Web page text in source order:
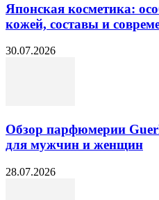
Японская косметика:
кожей, составы и
30.07.2026
Обзор парфюмерии
для мужчин и женщин
28.07.2026